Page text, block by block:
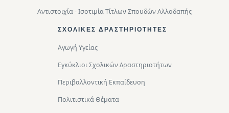
Αντιστοιχία - Ισοτιμία Τίτλων Σπουδών Αλλοδαπής
ΣΧΟΛΙΚΈΣ ΔΡΑΣΤΗΡΙΌΤΗΤΕΣ
Αγωγή Υγείας
Εγκύκλιοι Σχολικών Δραστηριοτήτων
Περιβαλλοντική Eκπαίδευση
Πολιτιστικά Θέματα